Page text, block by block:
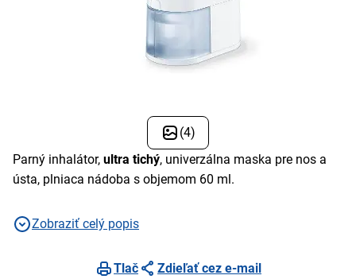
(4)
Parný inhalátor, ultra tichý, univerzálna maska pre nos a
ústa, plniaca nádoba s objemom 60 ml.
Zobraziť celý popis
Tlač
Zdieľať cez e-mail